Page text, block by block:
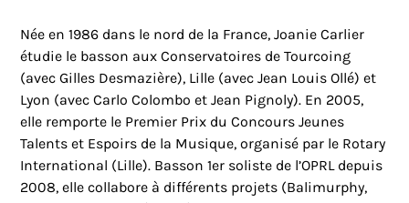
Née en 1986 dans le nord de la France, Joanie Carlier
étudie le basson aux Conservatoires de Tourcoing
(avec Gilles Desmazière), Lille (avec Jean Louis Ollé) et
Lyon (avec Carlo Colombo et Jean Pignoly). En 2005,
elle remporte le Premier Prix du Concours Jeunes
Talents et Espoirs de la Musique, organisé par le Rotary
International (Lille). Basson 1er soliste de l’OPRL depuis
2008, elle collabore à différents projets (Balimurphy,